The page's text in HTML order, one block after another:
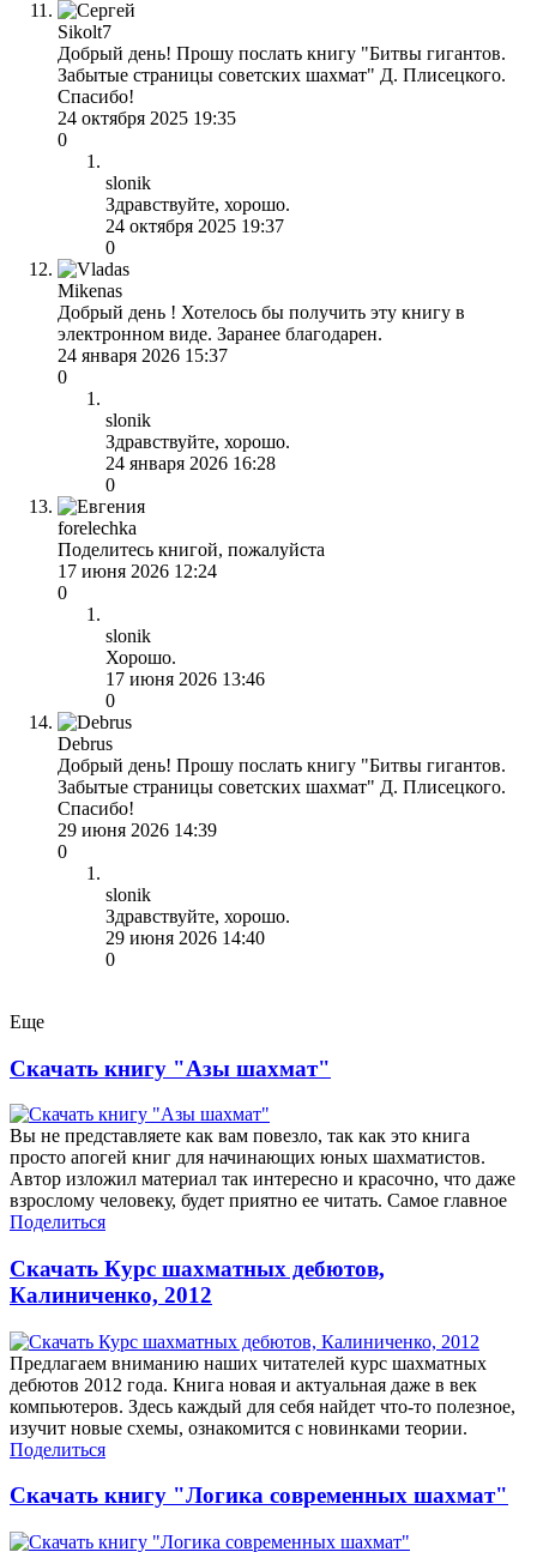
Sikolt7
Добрый день! Прошу послать книгу "Битвы гигантов.
Забытые страницы советских шахмат" Д. Плисецкого.
Спасибо!
24 октября 2025 19:35
0
slonik
Здравствуйте, хорошо.
24 октября 2025 19:37
0
Mikenas
Добрый день ! Хотелось бы получить эту книгу в
электронном виде. Заранее благодарен.
24 января 2026 15:37
0
slonik
Здравствуйте, хорошо.
24 января 2026 16:28
0
forelechka
Поделитесь книгой, пожалуйста
17 июня 2026 12:24
0
slonik
Хорошо.
17 июня 2026 13:46
0
Debrus
Добрый день! Прошу послать книгу "Битвы гигантов.
Забытые страницы советских шахмат" Д. Плисецкого.
Спасибо!
29 июня 2026 14:39
0
slonik
Здравствуйте, хорошо.
29 июня 2026 14:40
0
Еще
Скачать книгу "Азы шахмат"
Вы не представляете как вам повезло, так как это книга
просто апогей книг для начинающих юных шахматистов.
Автор изложил материал так интересно и красочно, что даже
взрослому человеку, будет приятно ее читать. Самое главное
Поделиться
Скачать Курс шахматных дебютов,
Калиниченко, 2012
Предлагаем вниманию наших читателей курс шахматных
дебютов 2012 года. Книга новая и актуальная даже в век
компьютеров. Здесь каждый для себя найдет что-то полезное,
изучит новые схемы, ознакомится с новинками теории.
Поделиться
Скачать книгу "Логика современных шахмат"